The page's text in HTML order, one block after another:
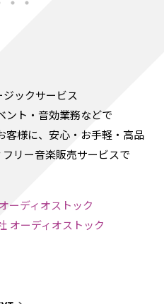
ックサービス
ト・音効業務などで
客様に、安心・お手軽・高品
リー音楽販売サービスで
ーディオストック
オーディオストック